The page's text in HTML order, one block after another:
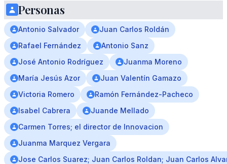
Personas
Antonio Salvador
Juan Carlos Roldán
Rafael Fernández
Antonio Sanz
José Antonio Rodríguez
Juanma Moreno
María Jesús Azor
Juan Valentín Gamazo
Victoria Romero
Ramón Fernández-Pacheco
Isabel Cabrera
Juande Mellado
Carmen Torres; el director de Innovacion
Juanma Marquez Vergara
Jose Carlos Suarez; Juan Carlos Roldan; Juan Carlos